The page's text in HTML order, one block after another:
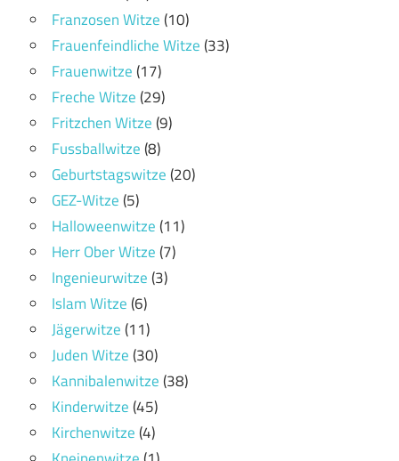
Franzosen Witze(10)
Frauenfeindliche Witze(33)
Frauenwitze(17)
Freche Witze(29)
Fritzchen Witze(9)
Fussballwitze(8)
Geburtstagswitze(20)
GEZ-Witze(5)
Halloweenwitze(11)
Herr Ober Witze(7)
Ingenieurwitze(3)
Islam Witze(6)
Jägerwitze(11)
Juden Witze(30)
Kannibalenwitze(38)
Kinderwitze(45)
Kirchenwitze(4)